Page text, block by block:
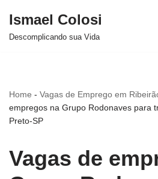
Avançar
Ismael Colosi
Descomplicando sua Vida
Home - Vagas de Emprego em
empregos na Grupo Rodonaves para
Preto-SP
Vagas de